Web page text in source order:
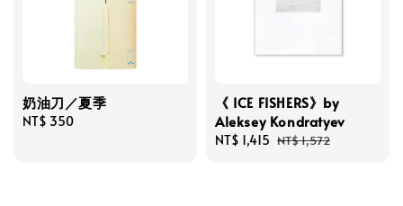
奶油刀／夏季
Regular
NT$ 350
《 ICE FISHERS》by
Aleksey Kondratyev
Sale
NT$ 1,415 Regular
NT$ 1,572